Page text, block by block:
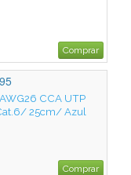
Comprar
CCA UTP
25cm/ Azul
Comprar